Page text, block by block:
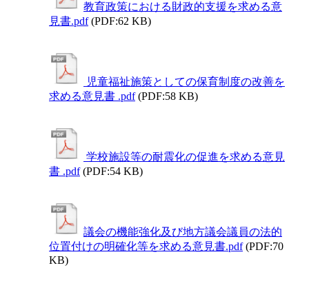
教育政策における財政的支援を求める意
見書.pdf (PDF:62 KB)
児童福祉施策としての保育制度の改善を
求める意見書 .pdf (PDF:58 KB)
学校施設等の耐震化の促進を求める意見
書 .pdf (PDF:54 KB)
議会の機能強化及び地方議会議員の法的
位置付けの明確化等を求める意見書.pdf (PDF:70
KB)